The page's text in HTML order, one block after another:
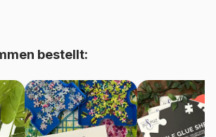
Larsen-LS32
7023850236323
bestellt: